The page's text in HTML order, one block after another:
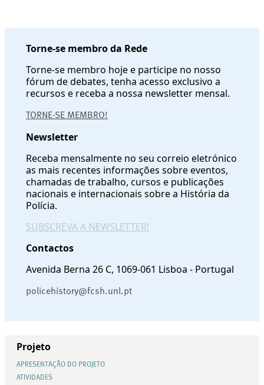
Torne-se membro da Rede
Torne-se membro hoje e participe no nosso
fórum de debates, tenha acesso exclusivo a
recursos e receba a nossa newsletter mensal.
TORNE-SE MEMBRO!
Newsletter
Receba mensalmente no seu correio eletrónico
as mais recentes informações sobre eventos,
chamadas de trabalho, cursos e publicações
nacionais e internacionais sobre a História da
Polícia.
SUBSCREVA A NEWSLETTER!
Contactos
Avenida Berna 26 C, 1069-061 Lisboa - Portugal
policehistory@fcsh.unl.pt
Projeto
APRESENTAÇÃO DO PROJETO
ATIVIDADES